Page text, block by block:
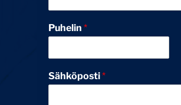
Puhelin*
Sähköposti*